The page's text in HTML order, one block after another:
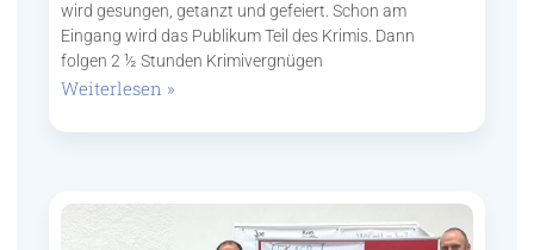
wird gesungen, getanzt und gefeiert. Schon am
Eingang wird das Publikum Teil des Krimis. Dann
folgen 2 ½ Stunden Krimivergnügen
Weiterlesen »